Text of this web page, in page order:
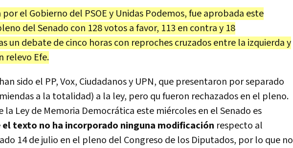
el Gobierno del PSOE y Unidas Podemos, fue aprobada este
del Senado con 128 votos a favor, 113 en contra y 18
un debate de cinco horas con reproches cruzados entre la izquierda y
relevo Efe.
sido el PP, Vox, Ciudadanos y UPN, que presentaron por separado
a la totalidad) a la ley, pero qu fueron rechazados en el pleno.
la Ley de Memoria Democrática este miércoles en el Senado es
el texto no ha incorporado ninguna modificación respecto al
14 de julio en el pleno del Congreso de los Diputados, por lo que no